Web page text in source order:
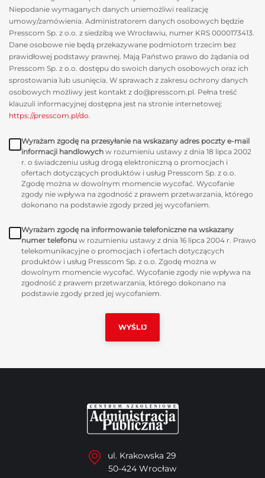
Niepodanie wymaganych danych uniemożliwi realizację
umowy/zamówienia. Administratorem danych osobowych będzie
Presscom Sp. z o.o. z siedzibą we Wrocławiu, numer KRS 0000173413.
Dane osobowe nie będą przekazywane podmiotom trzecim bez
prawidłowej podstawy prawnej. Mają Państwo prawo do żądania od
Presscom Sp. z o.o. dostępu do swoich danych osobowych oraz ich
sprostowania lub usunięcia. W sprawach z zakresu ochrony danych
osobowych możliwy jest kontakt z do@presscom.pl. Pełna treść
klauzuli informacyjnej dostępna jest na stronie internetowej:
https://presscom.pl/do.
Wyrażam zgodę na przesyłanie na wskazany adres poczty e-mail
informacji handlowych w rozumieniu ustawy z dnia 18 lipca 2002
r. o świadczeniu usług drogą elektroniczną o promocjach i
ofertach dotyczących produktów i usług Presscom Sp. z o.o.
Zgodę można w dowolnym momencie wycofać. Wycofanie
zgody nie wpływa na zgodność z prawem przetwarzania, którego
dokonano na podstawie zgody przed jej wycofaniem.
Wyrażam zgodę na informowanie telefoniczne na wskazany
numer telefonu w rozumieniu ustawy z dnia 16 lipca 2004 r. Prawo
telekomunikacyjne o promocjach i ofertach dotyczących
produktów i usług Presscom Sp. z o.o. Zgodę można w
dowolnym momencie wycofać. Wycofanie zgody nie wpływa na
zgodność z prawem przetwarzania, którego dokonano na
podstawie zgody przed jej wycofaniem.
ul. Krakowska 29
50-424 Wrocław